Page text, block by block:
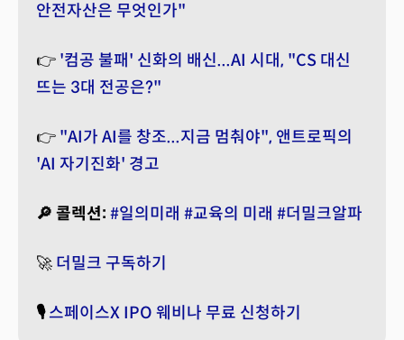
안전자산은 무엇인가"
👉 '컴공 불패' 신화의 배신...AI 시대, "CS 대신
뜨는 3대 전공은?"
👉 "AI가 AI를 창조...지금 멈춰야", 앤트로픽의
'AI 자기진화' 경고
🔎 콜렉션: #일의미래 #교육의 미래 #더밀크알파
🚀 더밀크 구독하기
🎙️스페이스X IPO 웨비나 무료 신청하기